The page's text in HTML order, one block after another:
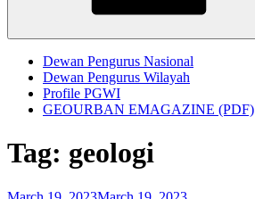
Dewan Pengurus Nasional
Dewan Pengurus Wilayah
Profile PGWI
GEOURBAN EMAGAZINE (PDF)
Tag: geologi
Posted